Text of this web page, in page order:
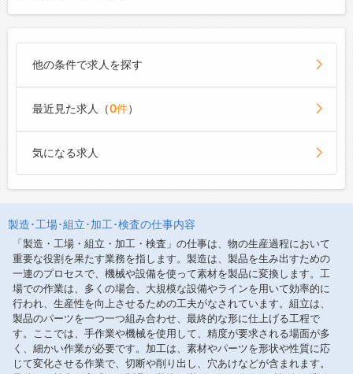
他の条件で求人を探す
最近見た求人（0件）
気になる求人
製造･工場･組立･加工･検査の仕事内容
「製造・工場・組立・加工・検査」の仕事は、物の生産過程において
重要な役割を果たす業務を指します。製造は、製品を生み出すための
一連のプロセスで、機械や設備を使って素材を製品に変換します。工
場での作業は、多くの場合、大規模な設備やラインを用いて効率的に
行われ、生産性を向上させるための工夫がなされています。組立は、
製品のパーツを一つ一つ組み合わせ、最終的な形に仕上げる工程で
す。ここでは、手作業や機械を使用して、精度が要求される場面が多
く、細かい作業が必要です。加工は、素材やパーツを形状や性質に応
じて変化させる作業で、切断や削り出し、穴あけなどが含まれます。